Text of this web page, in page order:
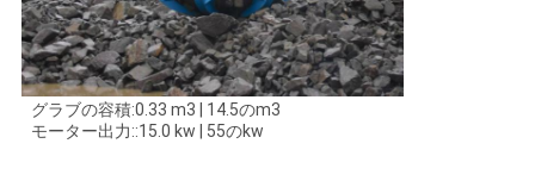
リ
シ
ーグラブの容積:0.33 m3 | 14.5のm3
モーター出力::15.0 kw | 55のkw